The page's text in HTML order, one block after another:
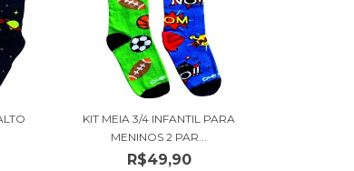
KIT MEIA 3/4 INFANTIL PARA
MENINOS 2 PAR...
R$49,90